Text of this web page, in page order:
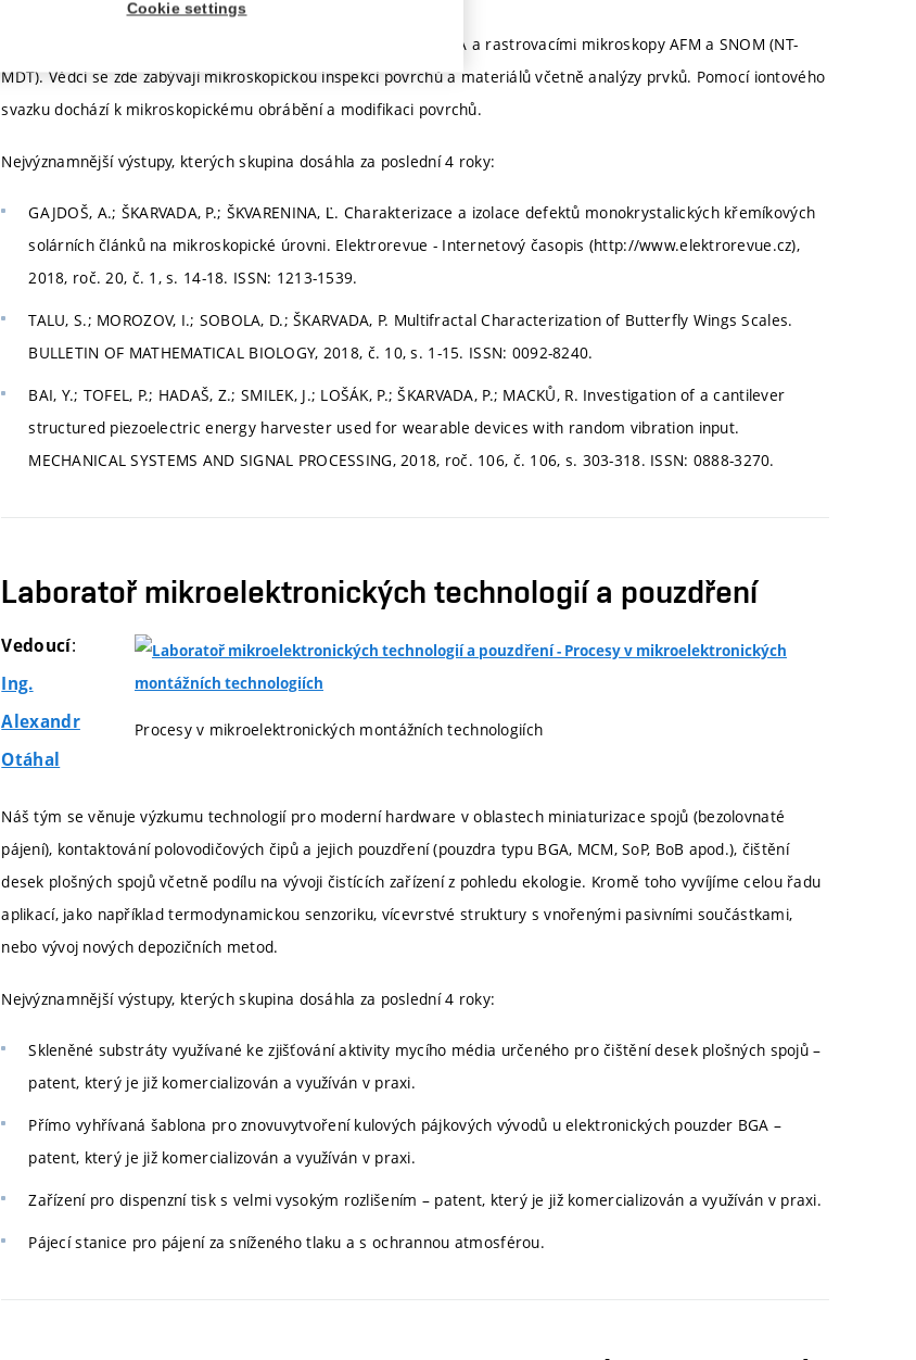
Laboratoř je vybavena elektronovým mikroskopem Tescan LYRA a rastrovacími mikroskopy AFM a SNOM (NT-
MDT). Vědci se zde zabývají mikroskopickou inspekcí povrchů a materiálů včetně analýzy prvků. Pomocí iontového
svazku dochází k mikroskopickému obrábění a modifikaci povrchů.
Nejvýznamnější výstupy, kterých skupina dosáhla za poslední 4 roky:
GAJDOŠ, A.; ŠKARVADA, P.; ŠKVARENINA, Ľ. Charakterizace a izolace defektů monokrystalických křemíkových
solárních článků na mikroskopické úrovni. Elektrorevue - Internetový časopis (http://www.elektrorevue.cz),
2018, roč. 20, č. 1, s. 14-18. ISSN: 1213-1539.
TALU, S.; MOROZOV, I.; SOBOLA, D.; ŠKARVADA, P. Multifractal Characterization of Butterfly Wings Scales.
BULLETIN OF MATHEMATICAL BIOLOGY, 2018, č. 10, s. 1-15. ISSN: 0092-8240.
BAI, Y.; TOFEL, P.; HADAŠ, Z.; SMILEK, J.; LOŠÁK, P.; ŠKARVADA, P.; MACKŮ, R. Investigation of a cantilever
structured piezoelectric energy harvester used for wearable devices with random vibration input.
MECHANICAL SYSTEMS AND SIGNAL PROCESSING, 2018, roč. 106, č. 106, s. 303-318. ISSN: 0888-3270.
Laboratoř mikroelektronických technologií a pouzdření
Procesy v mikroelektronických montážních technologiích
Vedoucí:
Ing.
Alexandr
Otáhal
Náš tým se věnuje výzkumu technologií pro moderní hardware v oblastech miniaturizace spojů (bezolovnaté
pájení), kontaktování polovodičových čipů a jejich pouzdření (pouzdra typu BGA, MCM, SoP, BoB apod.), čištění
desek plošných spojů včetně podílu na vývoji čistících zařízení z pohledu ekologie. Kromě toho vyvíjíme celou řadu
aplikací, jako například termodynamickou senzoriku, vícevrstvé struktury s vnořenými pasivními součástkami,
nebo vývoj nových depozičních metod.
Nejvýznamnější výstupy, kterých skupina dosáhla za poslední 4 roky:
Skleněné substráty využívané ke zjišťování aktivity mycího média určeného pro čištění desek plošných spojů –
patent, který je již komercializován a využíván v praxi.
Přímo vyhřívaná šablona pro znovuvytvoření kulových pájkových vývodů u elektronických pouzder BGA –
patent, který je již komercializován a využíván v praxi.
Zařízení pro dispenzní tisk s velmi vysokým rozlišením – patent, který je již komercializován a využíván v praxi.
Pájecí stanice pro pájení za sníženého tlaku a s ochrannou atmosférou.
Cookie settings